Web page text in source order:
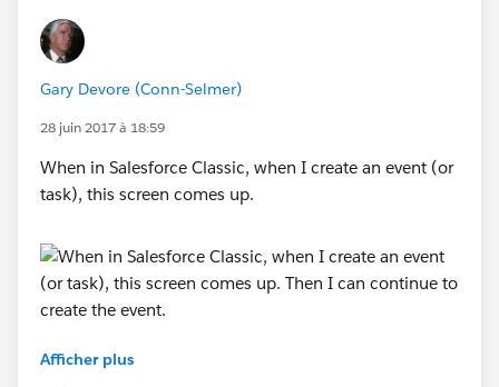
Gary Devore (Conn-Selmer)
28 juin 2017 à 18:59
When in Salesforce Classic, when I create an event (or
task), this screen comes up.
Then I can continue to create the event. In Lightning it
Afficher plus